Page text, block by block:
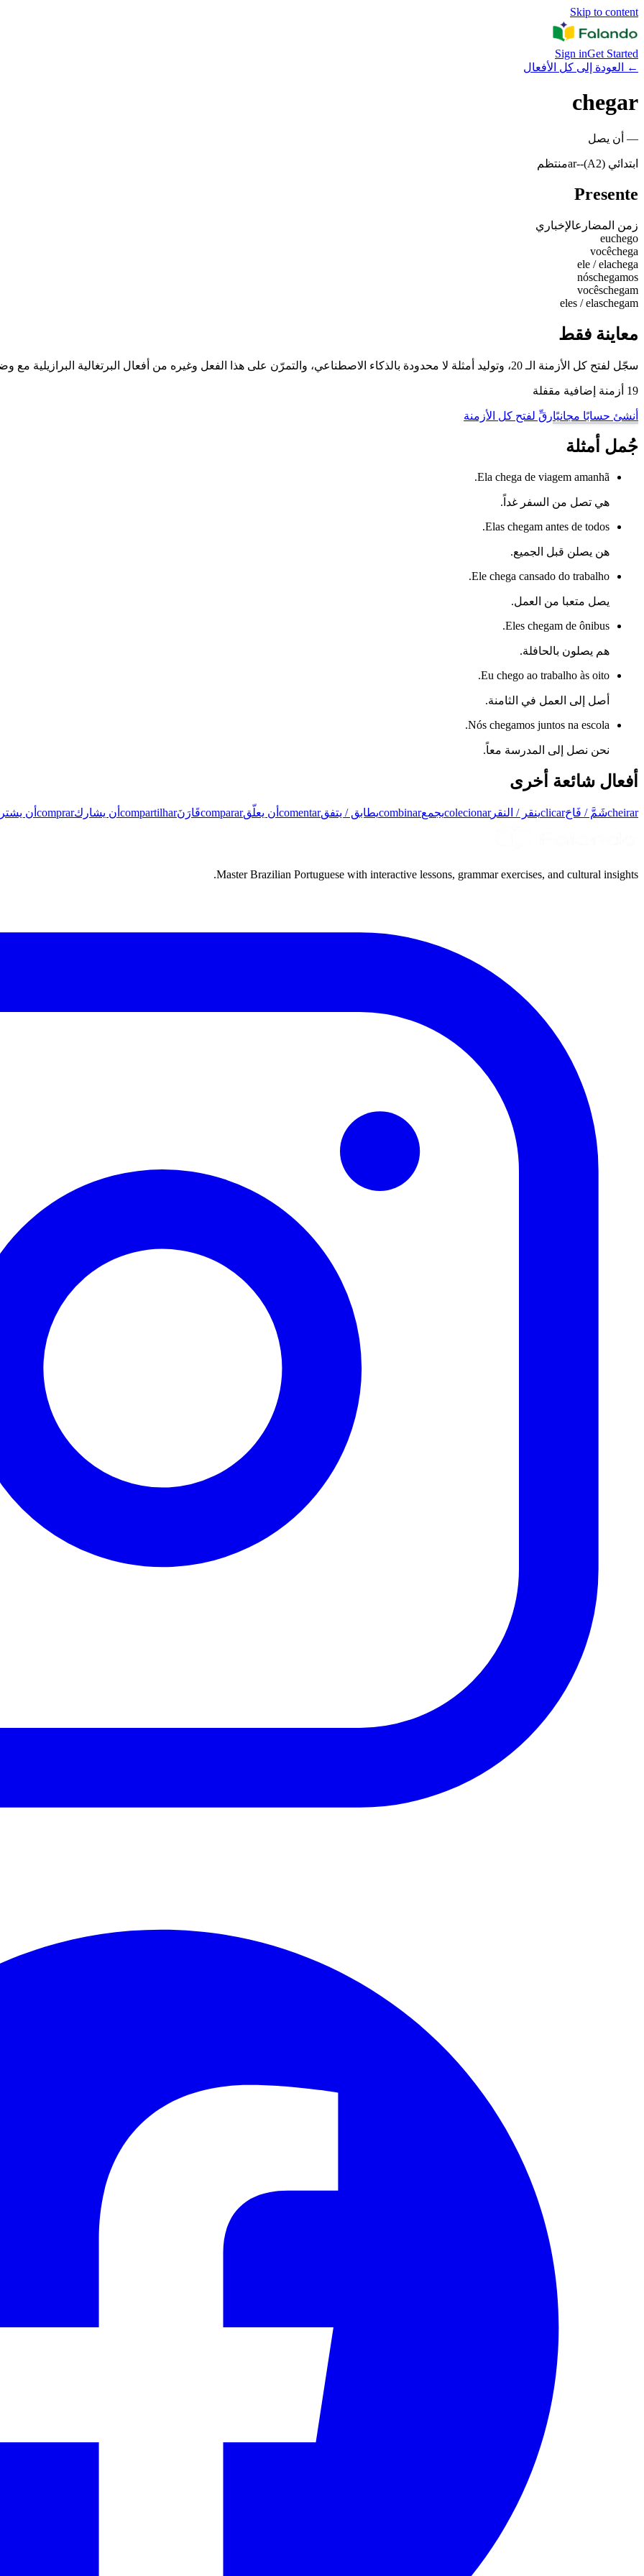
Skip to content
Sign inGet Started
←
العودة إلى كل الأفعال
chegar
— أن يصل
ابتدائي (A2) -
-ar منتظم
Presente
زمن المضارعالإخباري
euchego
vocêchega
ele / elachega
nóschegamos
vocêschegam
eles / elaschegam
معاينة فقط
سجّل لفتح كل الأزمنة الـ 20، وتوليد أمثلة لا محدودة بالذكاء الاصطناعي، والتمرّن على هذا الفعل وغيره من أفعال البرتغالية البرازيلية مع وضع تدريب تصريف الأفعال لدينا.
19 أزمنة إضافية مقفلة
أنشئ حسابًا مجانيًارقِّ لفتح كل الأزمنة
جُمل أمثلة
Ela chega de viagem amanhã.
هي تصل من السفر غداً.
Elas chegam antes de todos.
هن يصلن قبل الجميع.
Ele chega cansado do trabalho.
يصل متعبا من العمل.
Eles chegam de ônibus.
هم يصلون بالحافلة.
Eu chego ao trabalho às oito.
أصل إلى العمل في الثامنة.
Nós chegamos juntos na escola.
نحن نصل إلى المدرسة معاً.
أفعال شائعة أخرى
cheirarشَمَّ / فَاحَclicarينقر / النقرcolecionarيجمعcombinarيطابق / يتفقcomentar أن يعلّقcompararقَارَنَcompartilhar أن يشاركcomprar أن
Master Brazilian Portuguese with interactive lessons, grammar exercises, and cultural insights.